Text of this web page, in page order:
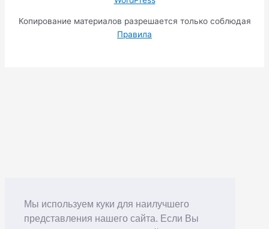
Мы используем куки для наилучшего
представления нашего сайта. Если Вы
Копирование материалов разрешается только соблюдая
Правила